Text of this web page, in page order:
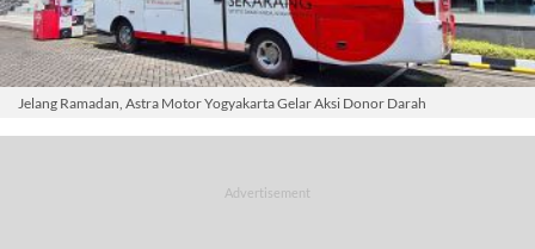
Jelang Ramadan, Astra Motor Yogyakarta Gelar Aksi Donor Darah